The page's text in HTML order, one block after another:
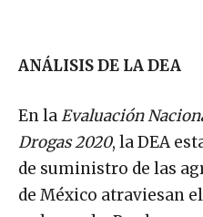
ANÁLISIS DE LA DEA
En laEvaluación
Drogas 2020, la DEA
de suministro de las
de México atraviesan